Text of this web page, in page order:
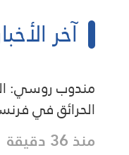
آخر الأخبار
مندوب روسي:
الحرائق في
منذ 36 دقيقة